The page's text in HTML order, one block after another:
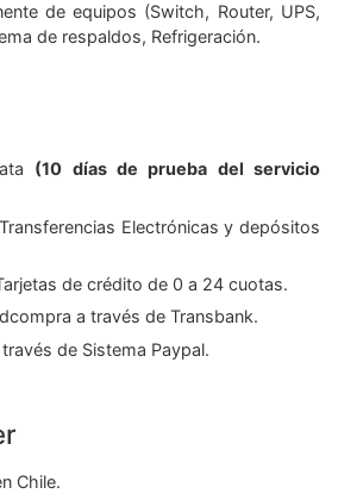
de equipos (Switch, Router, UPS,
de respaldos, Refrigeración.
(10 días de prueba del servicio
Electrónicas y depósitos
de crédito de 0 a 24 cuotas.
a través de Transbank.
de Sistema Paypal.
Chile.